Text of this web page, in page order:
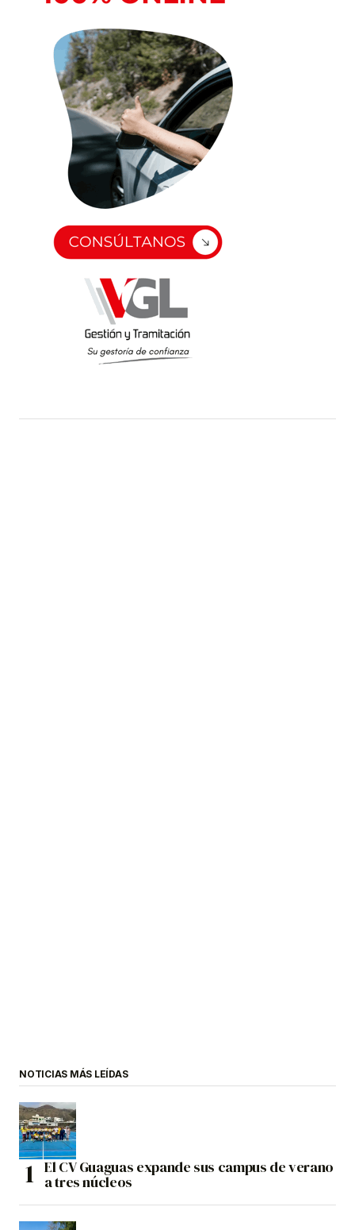
NOTICIAS MÁS LEÍDAS
El CV Guaguas expande sus campus de verano
a tres núcleos